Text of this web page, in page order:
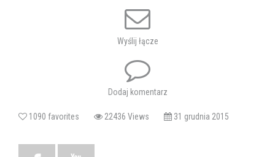
despotycznym ojcem. Marta i Kasia stopniowo zbliżają się do siebie
i odzyskują utracony kontakt, co wywołuje szereg tragikomicznych
W rolach głównych: Agata Kulesza, Gabriela Muskała, Marian
Dziędziel, Marcin Dorociński, Małgorzata Niemirska.
Wyślij łącze
Dodaj komentarz
1090 favorites 22436 Views 31 grudnia 2015